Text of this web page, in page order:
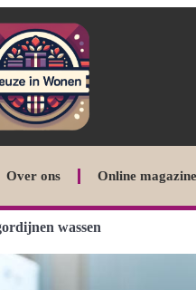
Over ons Online magazine
wassen